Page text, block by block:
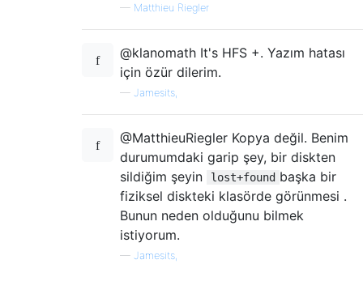
— Matthieu Riegler
@klanomath It's HFS +. Yazım hatası
için özür dilerim.
— Jamesits,
@MatthieuRiegler Kopya değil. Benim
durumumdaki garip şey, bir diskten
sildiğim şeyin
lost+found başka bir
fiziksel diskteki klasörde görünmesi .
Bunun neden olduğunu bilmek
istiyorum.
— Jamesits,